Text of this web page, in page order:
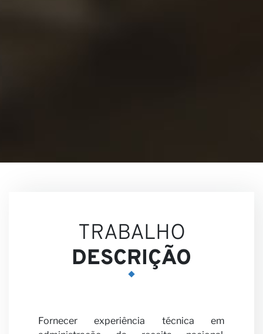
Visões
TRABALHO
DESCRIÇÃO
Fornecer experiência técnica em